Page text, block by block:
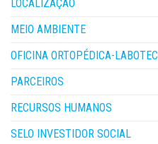
LOCALIZAÇÃO
MEIO AMBIENTE
OFICINA ORTOPÉDICA-LABOTEC
PARCEIROS
RECURSOS HUMANOS
SELO INVESTIDOR SOCIAL